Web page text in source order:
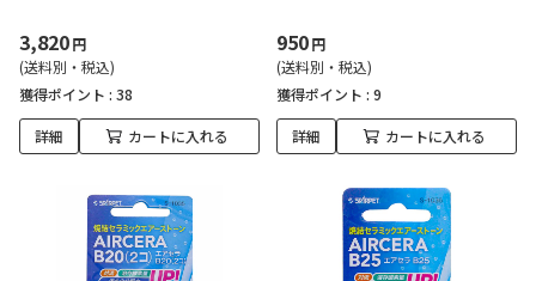
3,820円
(送料別・税込)
獲得ポイント : 38
詳細 カートに入れる
950円
(送料別・税込)
獲得ポイント : 9
詳細 カートに入れる